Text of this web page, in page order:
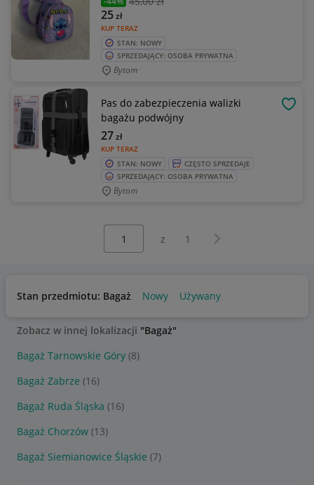
KUP TERAZ
25zł
STAN: NOWY
SPRZEDAJĄCY: OSOBA PRYWATNA
Bytom
Pas do zabezpieczenia walizki
bagażu podwójny
KUP TERAZ
27zł
STAN: NOWY
CZĘSTO SPRZEDAJE
SPRZEDAJĄCY: OSOBA PRYWATNA
Bytom
z 1 Następna strona
Stan przedmiotu: Bagaż Nowy Używany
Zobacz w innej lokalizacji "Bagaż"
Bagaż Tarnowskie Góry (8)
Bagaż Zabrze (16)
Bagaż Ruda Śląska (16)
Bagaż Chorzów (13)
Bagaż Siemianowice Śląskie (7)